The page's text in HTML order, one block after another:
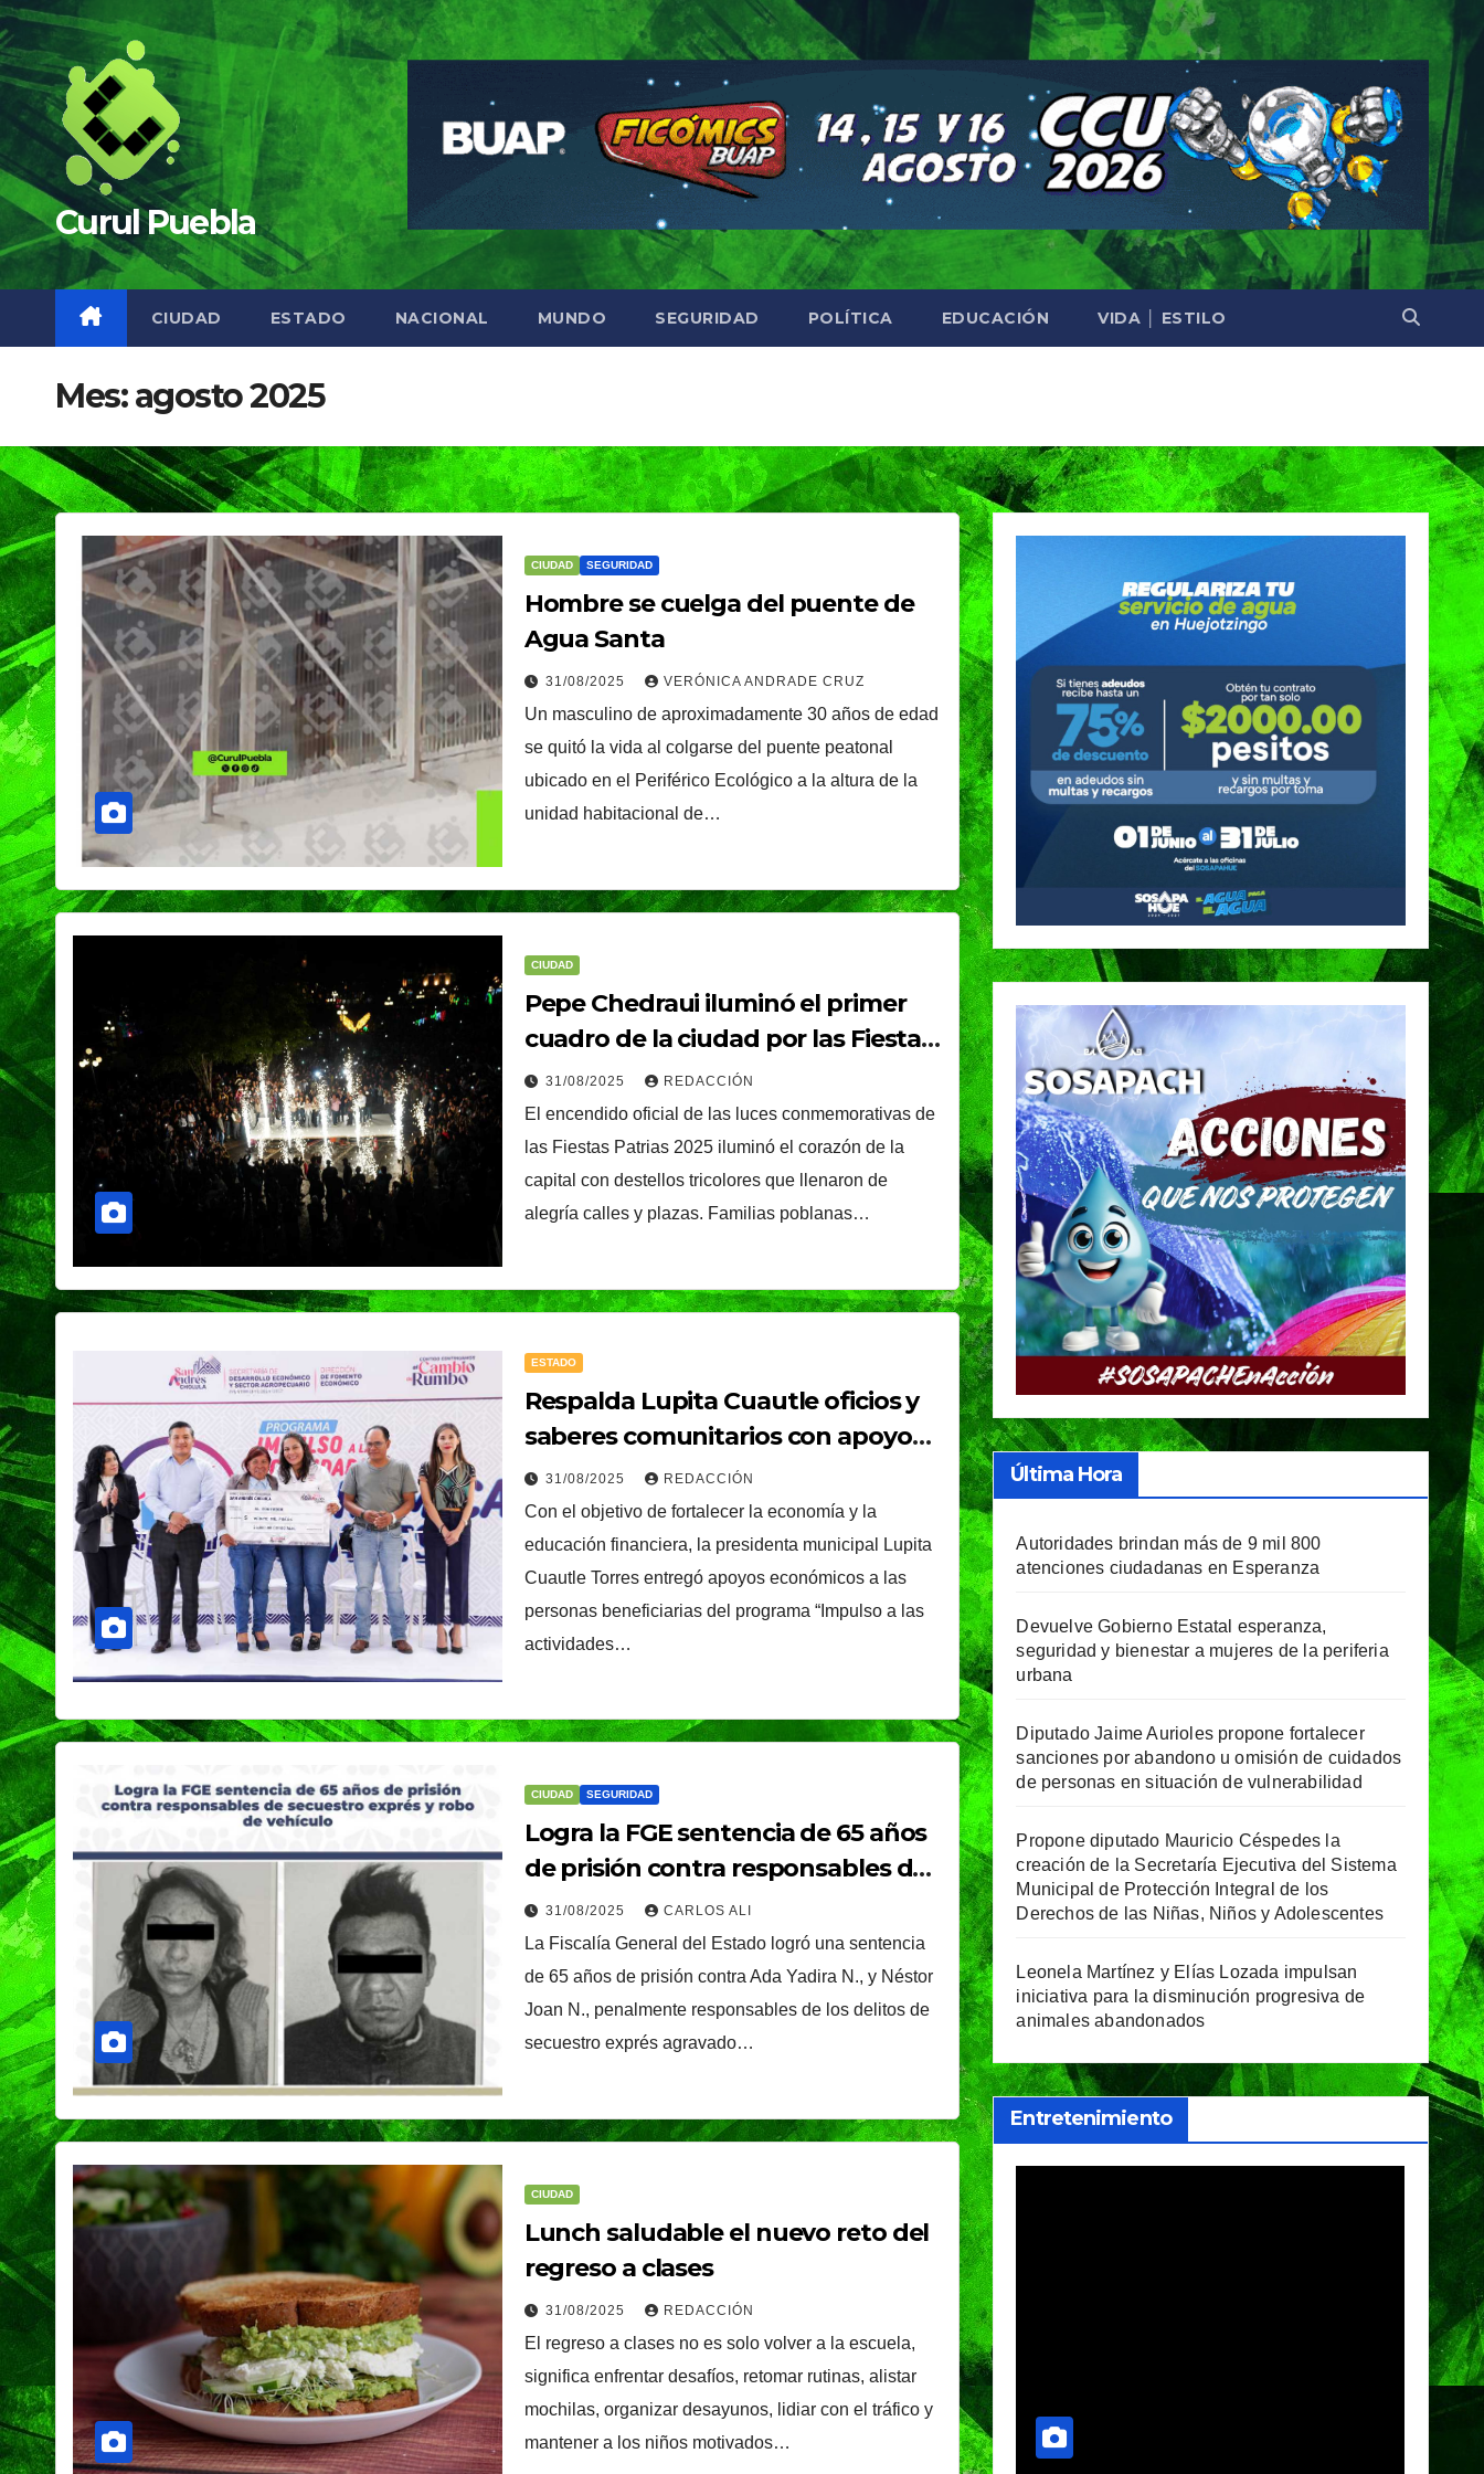
Saltar
al
contenido
Curul Puebla
CIUDAD ESTADO NACIONAL MUNDO SEGURIDAD POLÍTICA EDUCACIÓN VIDA │ ESTILO
Mes:agosto 2025
CIUDAD SEGURIDAD
Hombre se cuelga del puente de
Agua Santa
31/08/2025 VERÓNICA ANDRADE CRUZ
Un masculino de aproximadamente 30 años de edad
se quitó la vida al colgarse del puente peatonal
ubicado en el Periférico Ecológico a la altura de la
unidad habitacional de…
CIUDAD
Pepe Chedraui iluminó el primer
cuadro de la ciudad por las Fiestas
Patrias 2025
31/08/2025 REDACCIÓN
El encendido oficial de las luces conmemorativas de
las Fiestas Patrias 2025 iluminó el corazón de la
capital con destellos tricolores que llenaron de
alegría calles y plazas. Familias poblanas…
ESTADO
Respalda Lupita Cuautle oficios y
saberes comunitarios con apoyos
económicos e inclusión financiera
31/08/2025 REDACCIÓN
Con el objetivo de fortalecer la economía y la
educación financiera, la presidenta municipal Lupita
Cuautle Torres entregó apoyos económicos a las
personas beneficiarias del programa “Impulso a las
actividades…
CIUDAD SEGURIDAD
Logra la FGE sentencia de 65 años
de prisión contra responsables de
secuestro exprés y robo de
vehículo
31/08/2025 CARLOS ALI
La Fiscalía General del Estado logró una sentencia
de 65 años de prisión contra Ada Yadira N., y Néstor
Joan N., penalmente responsables de los delitos de
secuestro exprés agravado…
CIUDAD
Lunch saludable el nuevo reto del
regreso a clases
31/08/2025 REDACCIÓN
El regreso a clases no es solo volver a la escuela,
significa enfrentar desafíos, retomar rutinas, alistar
mochilas, organizar desayunos, lidiar con el tráfico y
mantener a los niños motivados…
Última Hora
Autoridades brindan más de 9 mil 800
atenciones ciudadanas en Esperanza
Devuelve Gobierno Estatal esperanza,
seguridad y bienestar a mujeres de la periferia
urbana
Diputado Jaime Aurioles propone fortalecer
sanciones por abandono u omisión de cuidados
de personas en situación de vulnerabilidad
Propone diputado Mauricio Céspedes la
creación de la Secretaría Ejecutiva del Sistema
Municipal de Protección Integral de los
Derechos de las Niñas, Niños y Adolescentes
Leonela Martínez y Elías Lozada impulsan
iniciativa para la disminución progresiva de
animales abandonados
Entretenimiento